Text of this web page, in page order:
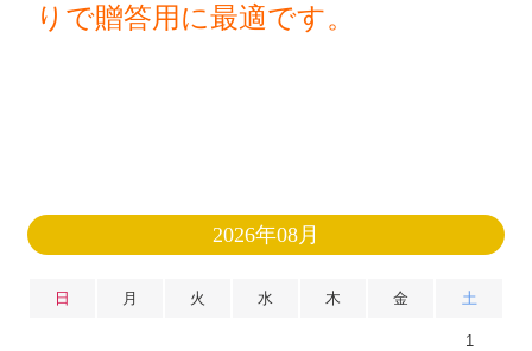
りで贈答用に最適です。
2026年08月
日 月 火 水 木 金 土
1